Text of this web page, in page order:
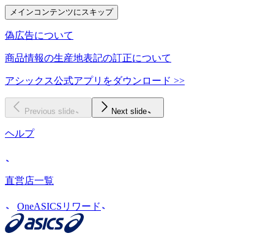
メインコンテンツにスキップ
偽広告について
商品情報の生産地表記の訂正について
アシックス公式アプリをダウンロード >>
Previous slide Next slide
ヘルプ
直営店一覧
OneASICSリワード